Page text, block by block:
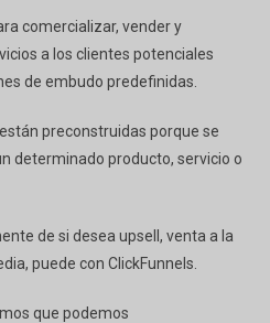
comercializar, vender y
a los clientes potenciales
de embudo predefinidas.
preconstruidas porque se
determinado producto, servicio o
de si desea upsell,venta a la
puede conClickFunnels
que podemos